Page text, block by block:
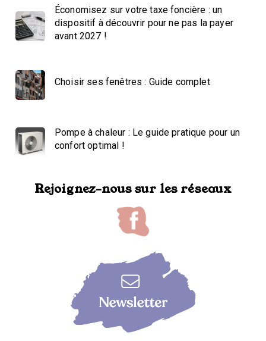
Économisez sur votre taxe foncière : un
dispositif à découvrir pour ne pas la payer
avant 2027 !
Choisir ses fenêtres : Guide complet
Pompe à chaleur : Le guide pratique pour un
confort optimal !
Rejoignez-nous sur les réseaux